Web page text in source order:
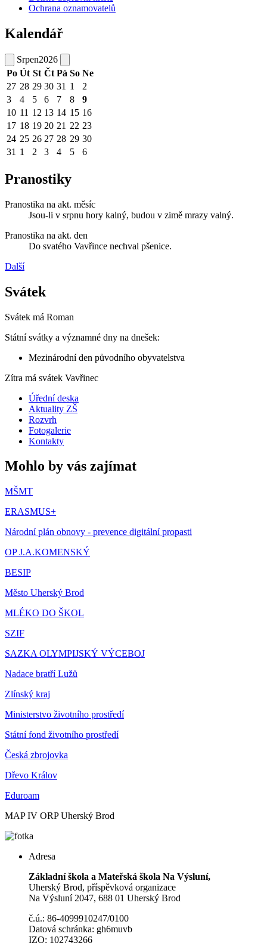
Ochrana oznamovatelů
Kalendář
Srpen2026
Po Út St Čt Pá So Ne
27 28 29 30 31 1
2
3
4 5 6 7 8
9
10 11 12 13 14 15 16
17 18 19 20 21 22 23
24 25 26 27 28 29 30
31 1 2 3 4 5 6
Pranostiky
Pranostika na akt. měsíc
Jsou-li v srpnu hory kalný, budou v zimě mrazy valný.
Pranostika na akt. den
Do svatého Vavřince nechval pšenice.
Další
Svátek
Svátek má Roman
Státní svátky a významné dny na dnešek:
Mezinárodní den původního obyvatelstva
Zítra má svátek Vavřinec
Úřední deska
Aktuality ZŠ
Rozvrh
Fotogalerie
Kontakty
Mohlo by vás zajímat
MŠMT
ERASMUS+
Národní plán obnovy - prevence digitální propasti
OP J.A.KOMENSKÝ
BESIP
Město Uherský Brod
MLÉKO DO ŠKOL
SZIF
SAZKA OLYMPIJSKÝ VÝCEBOJ
Nadace bratří Lužů
Zlínský kraj
Ministerstvo životního prostředí
Státní fond životního prostředí
Česká zbrojovka
Dřevo Králov
Eduroam
MAP IV ORP Uherský Brod
Adresa
Základní škola a Mateřská škola Na Výsluní,
Uherský Brod, příspěvková organizace
Na Výsluní 2047, 688 01 Uherský Brod
č.ú.: 86-4099910247/0100
Datová schránka: gh6muvb
IZO: 102743266